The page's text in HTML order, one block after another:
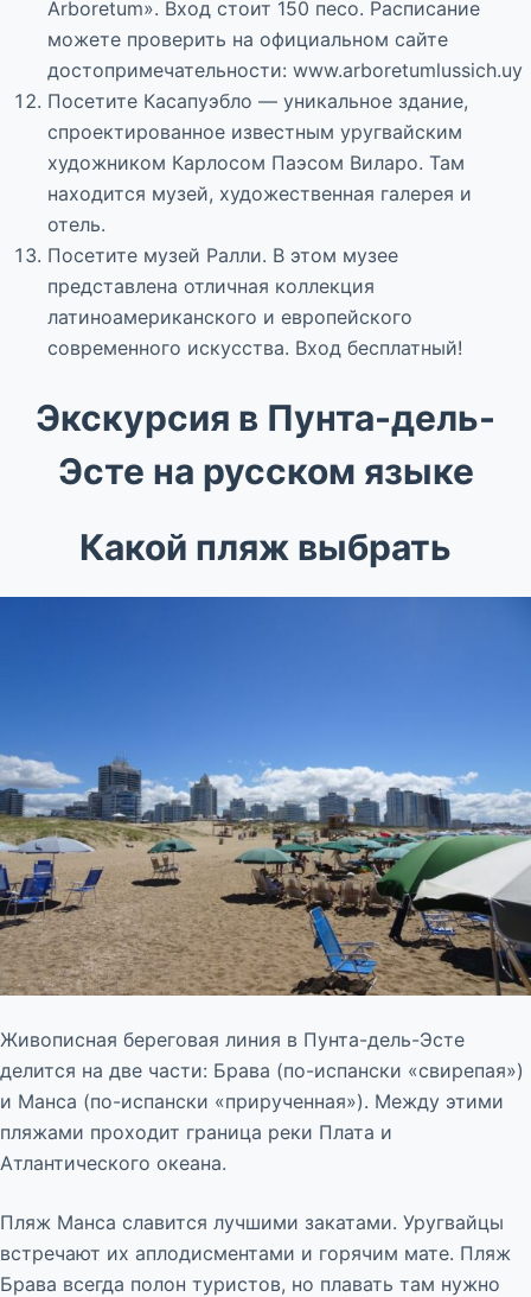
Arboretum». Вход стоит 150 песо. Расписание
можете проверить на официальном сайте
достопримечательности: www.arboretumlussich.uy
Посетите Касапуэбло — уникальное здание,
спроектированное известным уругвайским
художником Карлосом Паэсом Виларо. Там
находится музей, художественная галерея и
отель.
Посетите музей Ралли. В этом музее
представлена отличная коллекция
латиноамериканского и европейского
современного искусства. Вход бесплатный!
Экскурсия в Пунта-дель-
Эсте на русском языке
Какой пляж выбрать
Живописная береговая линия в Пунта-дель-Эсте
делится на две части: Брава (по-испански «свирепая»)
и Манса (по-испански «прирученная»). Между этими
пляжами проходит граница реки Плата и
Атлантического океана.
Пляж Манса славится лучшими закатами. Уругвайцы
встречают их аплодисментами и горячим мате. Пляж
Брава всегда полон туристов, но плавать там нужно